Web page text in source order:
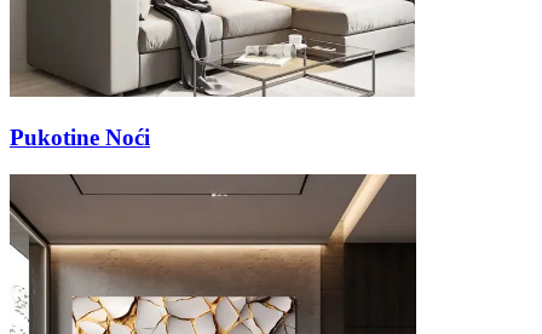
Pukotine Noći